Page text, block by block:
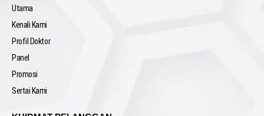
Utama
Kenali Kami
Profil Doktor
Panel
Promosi
Sertai Kami